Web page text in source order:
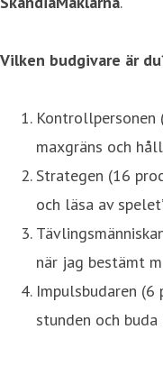
Vilken budgivare är
Kontrollpersonen
maxgräns och
Strategen (16
och läsa av
när jag bestämt
Impulsbudaren (6
stunden och